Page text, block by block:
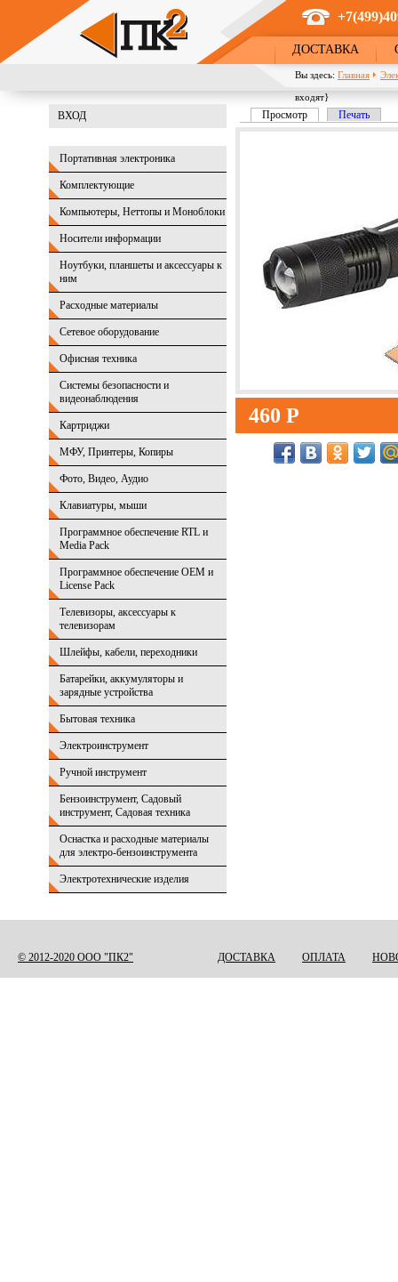
Перейти к основному содержанию
ДОСТАВКА
Вы здесь: Главная
входят}
ВХОД
Портативная электроника
Комплектующие
Компьютеры, Неттопы и Моноблоки
Носители информации
Ноутбуки, планшеты и аксессуары к
ним
Расходные материалы
Сетевое оборудование
Офисная техника
Системы безопасности и
видеонаблюдения
Картриджи
МФУ, Принтеры, Копиры
Фото, Видео, Аудио
Клавиатуры, мыши
Программное обеспечение RTL и
Media Pack
Программное обеспечение OEM и
License Pack
Телевизоры, аксессуары к
телевизорам
Шлейфы, кабели, переходники
Батарейки, аккумуляторы и
зарядные устройства
Бытовая техника
Электроинструмент
Ручной инструмент
Бензоинструмент, Садовый
инструмент, Садовая техника
Оснастка и расходные материалы
для электро-бензоинструмента
Электротехнические изделия
Главные вкладки
Просмотр (активная вкладка)
Печать
460 Р
© 2012-2020 ООО "ПК2" ДОСТАВКА ОПЛАТА